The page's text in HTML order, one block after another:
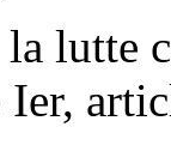
la lutte